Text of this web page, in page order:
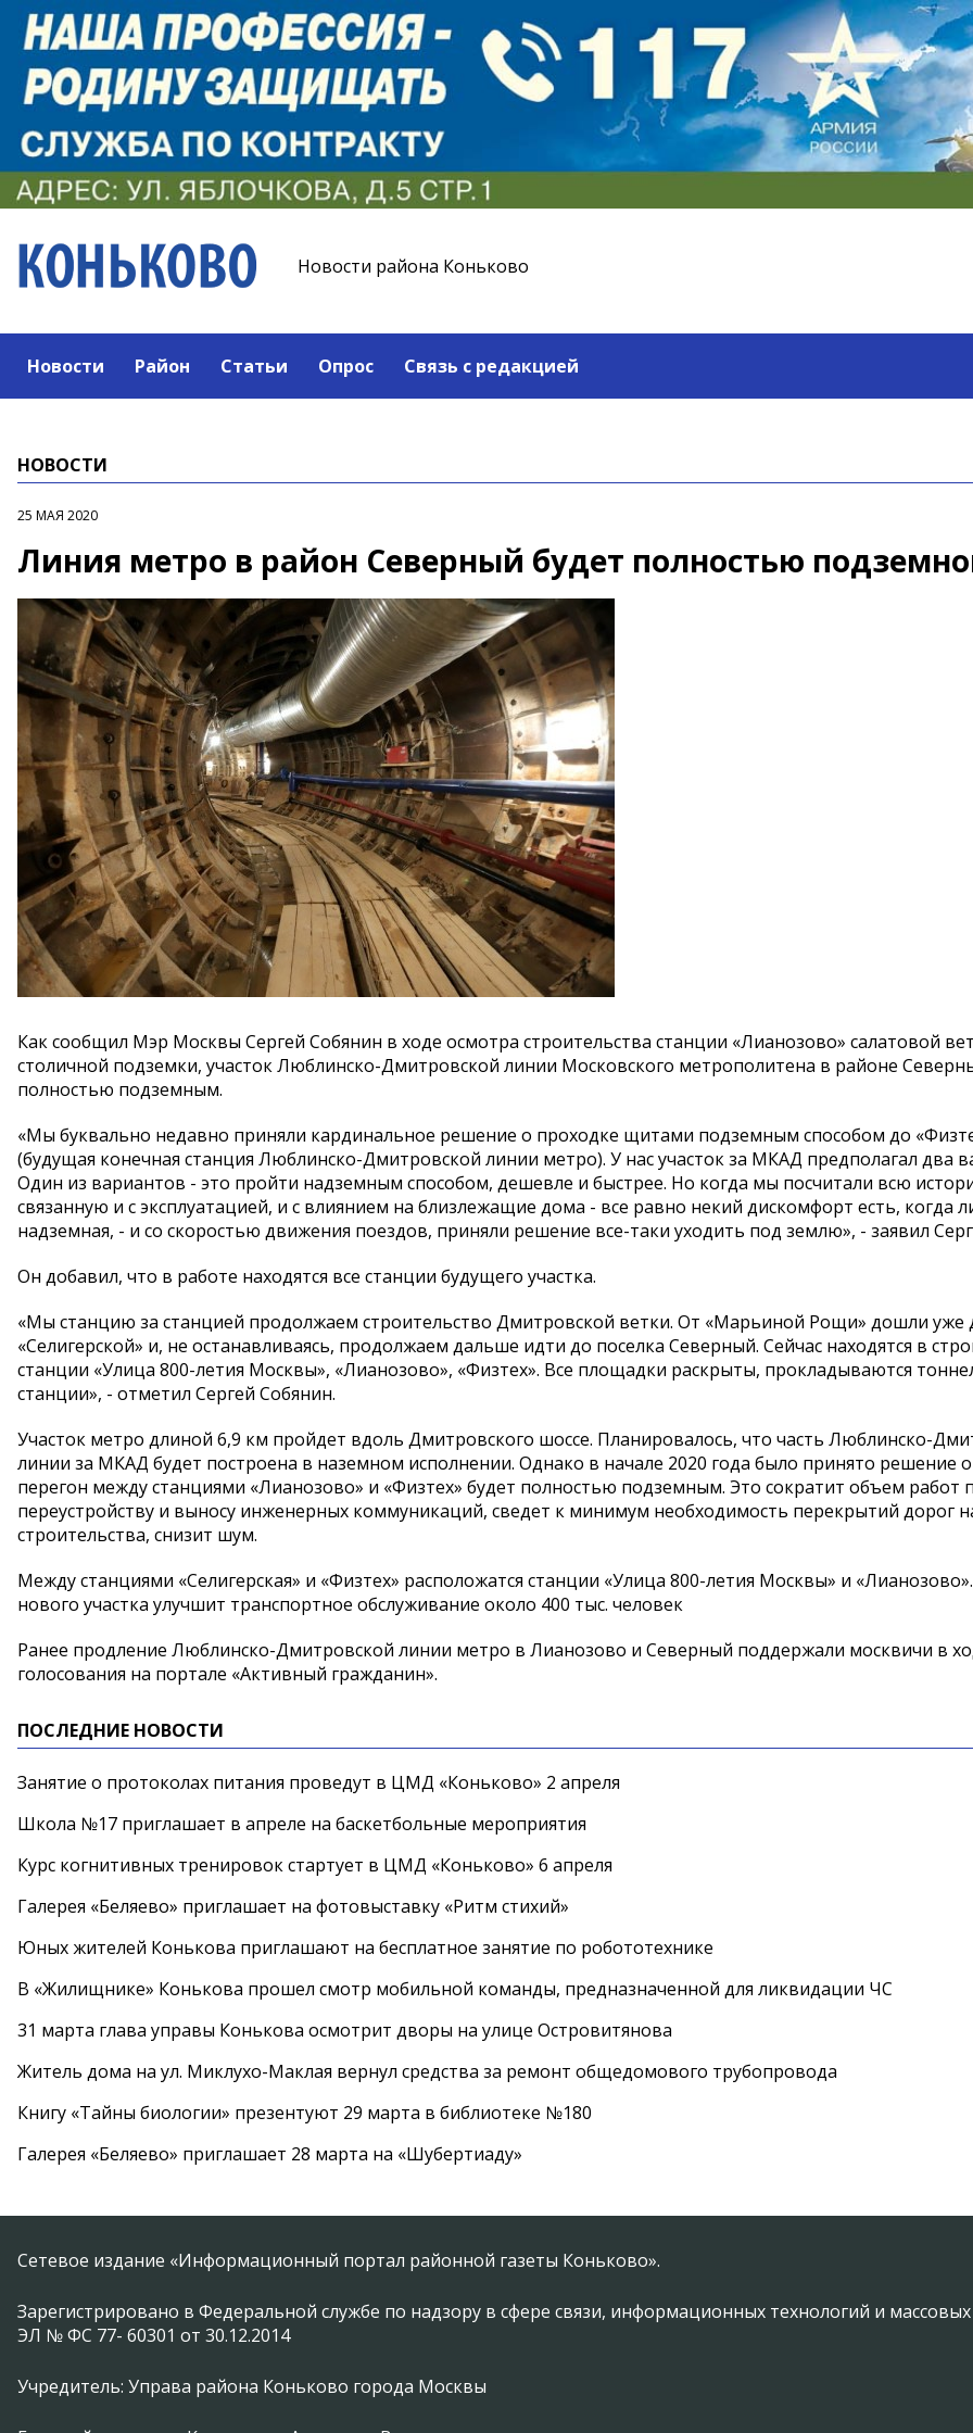
Новости района Коньково
Новости Район Статьи Опрос Связь с редакцией
НОВОСТИ
25 МАЯ 2020
Линия метро в район Северный будет полностью
Как сообщил Мэр Москвы Сергей Собянин в ходе осмотра строительства станции «Лианозово» салатовой
столичной подземки, участок Люблинско-Дмитровской линии Московского метрополитена в районе
полностью подземным.
«Мы буквально недавно приняли кардинальное решение о проходке щитами подземным способом до
(будущая конечная станция Люблинско-Дмитровской линии метро). У нас участок за МКАД предполагал два
Один из вариантов - это пройти надземным способом, дешевле и быстрее. Но когда мы посчитали всю
связанную и с эксплуатацией, и с влиянием на близлежащие дома - все равно некий дискомфорт есть, когда
надземная, - и со скоростью движения поездов, приняли решение все-таки уходить под землю», - заявил
Он добавил, что в работе находятся все станции будущего участка.
«Мы станцию за станцией продолжаем строительство Дмитровской ветки. От «Марьиной Рощи» дошли уже
«Селигерской» и, не останавливаясь, продолжаем дальше идти до поселка Северный. Сейчас находятся в
станции «Улица 800-летия Москвы», «Лианозово», «Физтех». Все площадки раскрыты, прокладываются
станции», - отметил Сергей Собянин.
Участок метро длиной 6,9 км пройдет вдоль Дмитровского шоссе. Планировалось, что часть Люблинско-
линии за МКАД будет построена в наземном исполнении. Однако в начале 2020 года было принято решение
перегон между станциями «Лианозово» и «Физтех» будет полностью подземным. Это сократит объем работ
переустройству и выносу инженерных коммуникаций, сведет к минимум необходимость перекрытий дорог
строительства, снизит шум.
Между станциями «Селигерская» и «Физтех» расположатся станции «Улица 800-летия Москвы» и
нового участка улучшит транспортное обслуживание около 400 тыс. человек
Ранее продление Люблинско-Дмитровской линии метро в Лианозово и Северный поддержали москвичи в
голосования на портале «Активный гражданин».
ПОСЛЕДНИЕ НОВОСТИ
Занятие о протоколах питания проведут в ЦМД «Коньково» 2 апреля
Школа №17 приглашает в апреле на баскетбольные мероприятия
Курс когнитивных тренировок стартует в ЦМД «Коньково» 6 апреля
Галерея «Беляево» приглашает на фотовыставку «Ритм стихий»
Юных жителей Конькова приглашают на бесплатное занятие по робототехнике
В «Жилищнике» Конькова прошел смотр мобильной команды, предназначенной для ликвидации ЧС
31 марта глава управы Конькова осмотрит дворы на улице Островитянова
Житель дома на ул. Миклухо-Маклая вернул средства за ремонт общедомового трубопровода
Книгу «Тайны биологии» презентуют 29 марта в библиотеке №180
Галерея «Беляево» приглашает 28 марта на «Шубертиаду»
Сетевое издание «Информационный портал районной газеты Коньково».
Зарегистрировано в Федеральной службе по надзору в сфере связи, информационных технологий и
ЭЛ № ФС 77- 60301 от 30.12.2014
Учредитель: Управа района Коньково города Москвы